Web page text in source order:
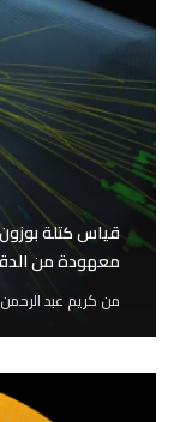
معهودة من
من كريم عبد الرحمن